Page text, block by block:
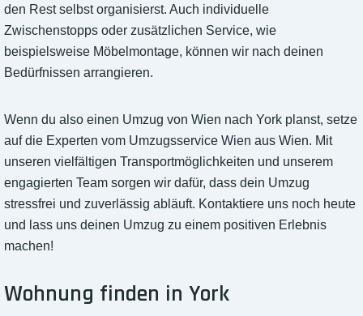
den Rest selbst organisierst. Auch individuelle
Zwischenstopps oder zusätzlichen Service, wie
beispielsweise Möbelmontage, können wir nach deinen
Bedürfnissen arrangieren.
Wenn du also einen Umzug von Wien nach York planst, setze
auf die Experten vom Umzugsservice Wien aus Wien. Mit
unseren vielfältigen Transportmöglichkeiten und unserem
engagierten Team sorgen wir dafür, dass dein Umzug
stressfrei und zuverlässig abläuft. Kontaktiere uns noch heute
und lass uns deinen Umzug zu einem positiven Erlebnis
machen!
Wohnung finden in York